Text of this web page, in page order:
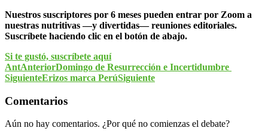
Nuestros suscriptores por 6 meses pueden entrar por Zoom a
nuestras nutritivas —y divertidas— reuniones editoriales.
Suscríbete haciendo clic en el botón de abajo.
Si te gustó, suscríbete aquí
AntAnteriorDomingo de Resurrección e Incertidumbre
SiguienteErizos marca PerúSiguiente
Comentarios
Aún no hay comentarios. ¿Por qué no comienzas el debate?